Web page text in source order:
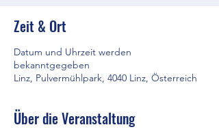
Zeit & Ort
Datum und Uhrzeit werden
bekanntgegeben
Linz, Pulvermühlpark, 4040 Linz, Österreich
Über die Veranstaltung